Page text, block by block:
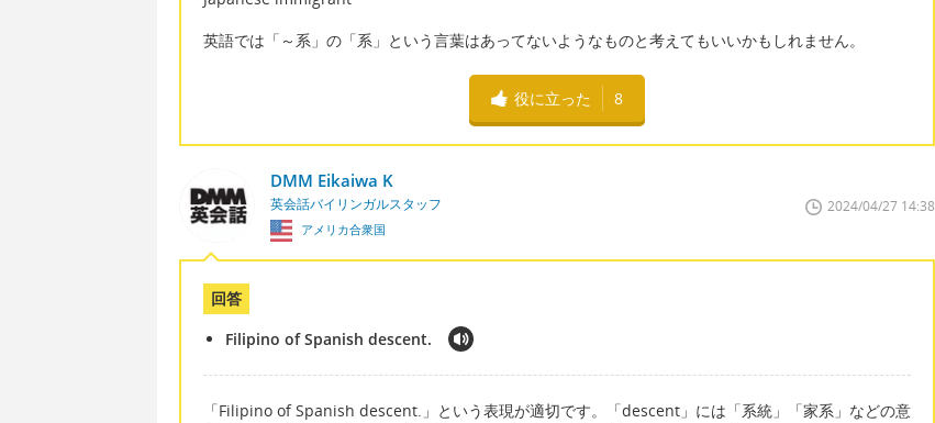
英語では「～系」の「系」という言葉はあってないようなものと考えてもいいかもしれません。
役に立った 8
DMM Eikaiwa K
英会話バイリンガルスタッフ
アメリカ合衆国
2024/04/27 14:38
回答
Filipino of Spanish descent.
「Filipino of Spanish descent.」という表現が適切です。「descent」には「系統」「家系」などの意